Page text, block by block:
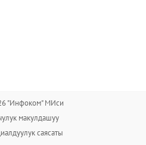
"Инфоком" МИси
макулдашуу
саясаты